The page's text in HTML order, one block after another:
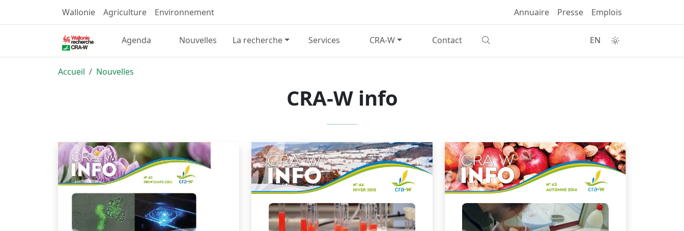
Wallonie Agriculture Environnement Annuaire Presse Emplois
Agenda Nouvelles La recherche Services CRA-W Contact EN
Accueil Nouvelles
CRA-W info